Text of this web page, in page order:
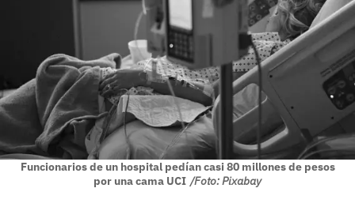
Funcionarios de un hospital pedían casi 80 millones de pesos
por una cama UCI /Foto: Pixabay